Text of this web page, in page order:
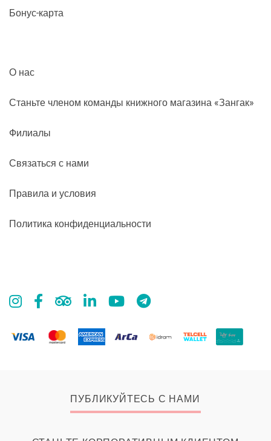
Бонус-карта
О нас
Станьте членом команды книжного магазина «Зангак»
Филиалы
Связаться с нами
Правила и условия
Политика конфиденциальности
ПУБЛИКУЙТЕСЬ С НАМИ